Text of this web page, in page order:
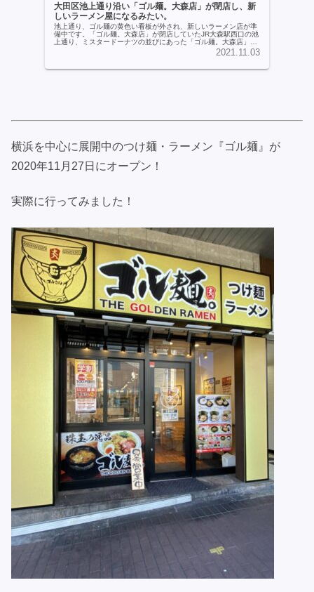
大田区池上通り沿い「ゴル麺。大森店」が閉店し、新
しいラーメン屋になるみたい。
池上通り、ゴル麺の黄色い看板が外され、新しいラーメン店が準
備中です。「ゴル麺。大森店」が閉店していたJR大森駅西口の池
上通り、ミスタードーナツの並びにあった「ゴル麺。大森店」が
閉店し、新しいラーメン店が開店準備をしています。ゴル麺。の
2021.11.03
横浜を中心に展開中のつけ麺・ラーメン『ゴル麺』が
2020年11月27日にオープン！
実際に行ってみました！